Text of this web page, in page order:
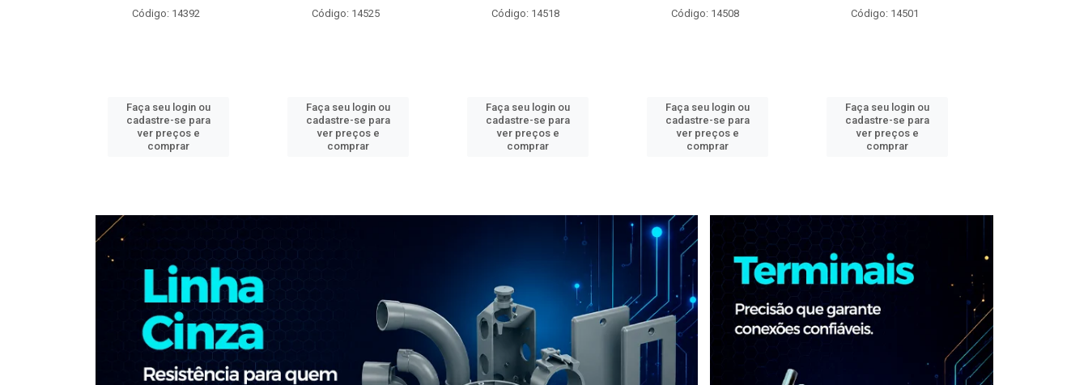
Código: 14392
Faça seu login ou
cadastre-se para
ver preços e
comprar
Código: 14525
Faça seu login ou
cadastre-se para
ver preços e
comprar
Código: 14518
Faça seu login ou
cadastre-se para
ver preços e
comprar
Código: 14508
Faça seu login ou
cadastre-se para
ver preços e
comprar
Código: 14501
Faça seu login ou
cadastre-se para
ver preços e
comprar